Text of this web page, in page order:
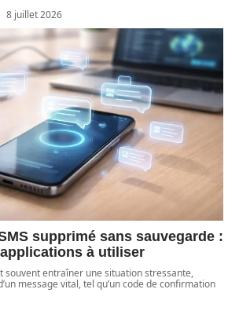
8 juillet 2026
supprimé sans sauvegarde :
à utiliser
souvent entraîner une situation stressante,
message vital, tel qu’un code de confirmation